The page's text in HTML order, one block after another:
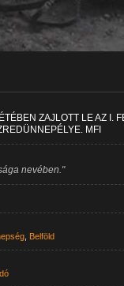
ZAJLOTT LE AZ I.
MFI
nevében."
Belföld